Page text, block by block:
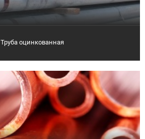
Труба оцинкованная